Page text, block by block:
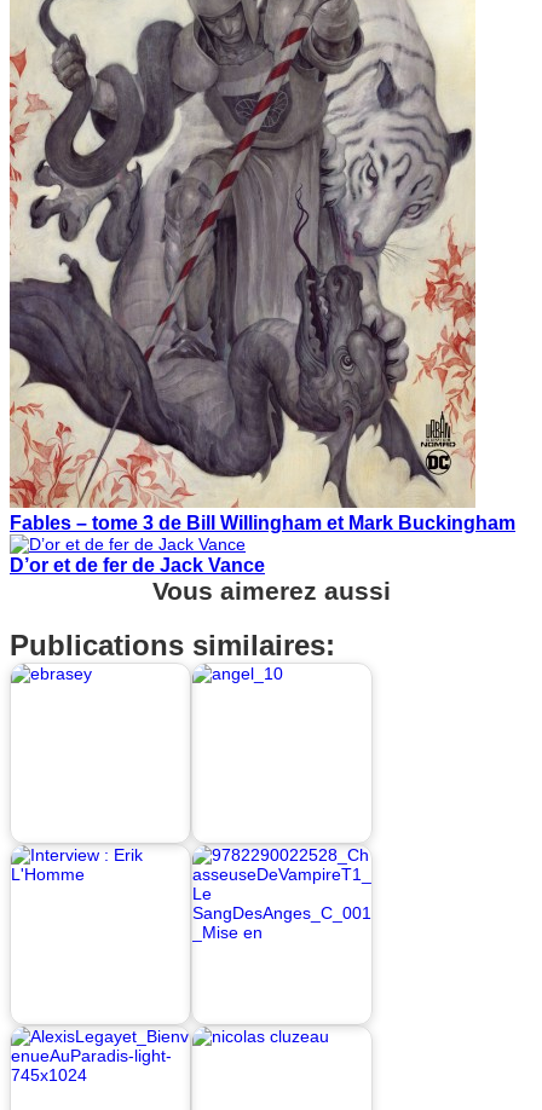
Fables – tome 3 de Bill Willingham et Mark Buckingham
D’or et de fer de Jack Vance
Vous aimerez aussi
Publications similaires: